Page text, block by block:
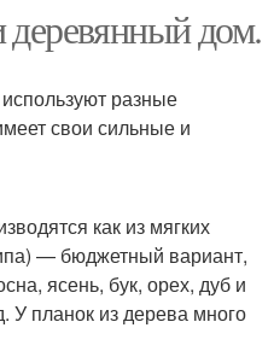
дом.
разные
свои сильные и
как из мягких
— бюджетный вариант,
ясень, бук, орех, дуб и
У планок из дерева много